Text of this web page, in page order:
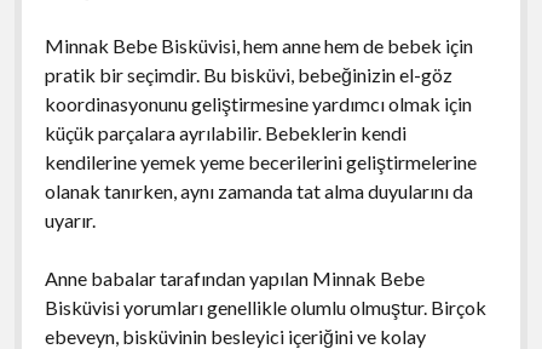
Minnak Bebe Bisküvisi, hem anne hem de bebek için
pratik bir seçimdir. Bu bisküvi, bebeğinizin el-göz
koordinasyonunu geliştirmesine yardımcı olmak için
küçük parçalara ayrılabilir. Bebeklerin kendi
kendilerine yemek yeme becerilerini geliştirmelerine
olanak tanırken, aynı zamanda tat alma duyularını da
uyarır.
Anne babalar tarafından yapılan Minnak Bebe
Bisküvisi yorumları genellikle olumlu olmuştur. Birçok
ebeveyn, bisküvinin besleyici içeriğini ve kolay